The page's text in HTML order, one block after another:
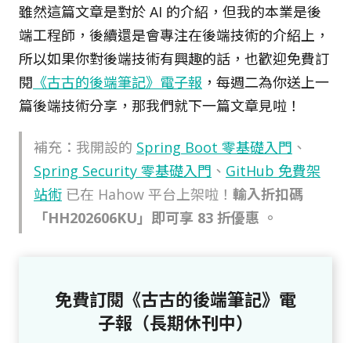
雖然這篇文章是對於 AI 的介紹，但我的本業是後
端工程師，後續還是會專注在後端技術的介紹上，
所以如果你對後端技術有興趣的話，也歡迎免費訂
閱 《古古的後端筆記》電子報 ，每週二為你送上一
篇後端技術分享，那我們就下一篇文章見啦！
補充：我開設的 Spring Boot 零基礎入門 、
Spring Security 零基礎入門 、 GitHub 免費架
站術 已在 Hahow 平台上架啦！ 輸入折扣碼
「HH202606KU」即可享 83 折優惠 。
免費訂閱《古古的後端筆記》電
子報（長期休刊中）